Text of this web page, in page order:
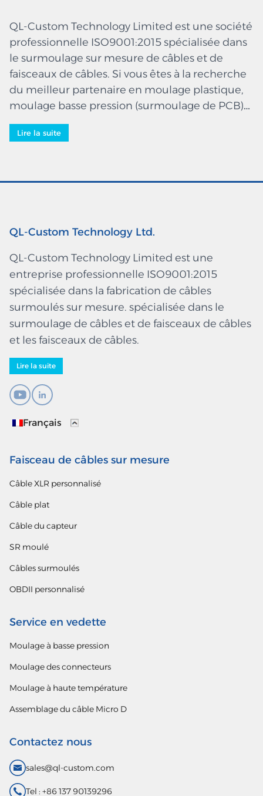
QL-Custom Technology Limited est une société
professionnelle ISO9001:2015 spécialisée dans
le surmoulage sur mesure de câbles et de
faisceaux de câbles. Si vous êtes à la recherche
du meilleur partenaire en moulage plastique,
moulage basse pression (surmoulage de PCB)
et câblage, alors vous avez finalement atteint le
bon endroit où vous serez servi par une équipe
pièces de haute qualité qui sont utilisées dans
Lire la suite
QL-Custom Technology Ltd.
QL-Custom Technology Limited est une
entreprise professionnelle ISO9001:2015
spécialisée dans la fabrication de câbles
surmoulés sur mesure. spécialisée dans le
surmoulage de câbles et de faisceaux de câbles
et les faisceaux de câbles.
Lire la suite
Français
Faisceau de câbles sur mesure
Câble XLR personnalisé
Câble plat
Câble du capteur
SR moulé
Câbles surmoulés
OBDII personnalisé
Service en vedette
Moulage à basse pression
Moulage des connecteurs
Moulage à haute température
Assemblage du câble Micro D
Contactez nous
sales@ql-custom.com
Tel : +86 137 90139296